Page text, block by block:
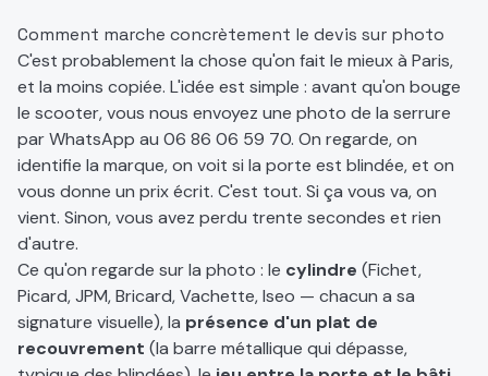
Comment marche concrètement le devis sur photo
C'est probablement la chose qu'on fait le mieux à Paris,
et la moins copiée. L'idée est simple : avant qu'on bouge
le scooter, vous nous envoyez une photo de la serrure
par WhatsApp au 06 86 06 59 70. On regarde, on
identifie la marque, on voit si la porte est blindée, et on
vous donne un prix écrit. C'est tout. Si ça vous va, on
vient. Sinon, vous avez perdu trente secondes et rien
d'autre.
Ce qu'on regarde sur la photo : le cylindre (Fichet,
Picard, JPM, Bricard, Vachette, Iseo — chacun a sa
signature visuelle), la présence d'un plat de
recouvrement (la barre métallique qui dépasse,